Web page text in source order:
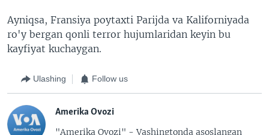
Ayniqsa, Fransiya poytaxti Parijda va Kaliforniyada
ro'y bergan qonli terror hujumlaridan keyin bu
kayfiyat kuchaygan.
Ulashing Follow us
Amerika Ovozi
"Amerika Ovozi" - Vashingtonda asoslangan